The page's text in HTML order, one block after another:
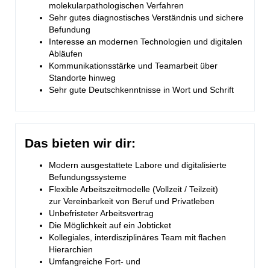
molekularpathologischen Verfahren
Sehr gutes diagnostisches Verständnis und sichere
Befundung
Interesse an modernen Technologien und digitalen
Abläufen
Kommunikationsstärke und Teamarbeit über
Standorte hinweg
Sehr gute Deutschkenntnisse in Wort und Schrift
Das bieten wir dir:
Modern ausgestattete Labore und digitalisierte
Befundungssysteme
Flexible Arbeitszeitmodelle (Vollzeit / Teilzeit)
zur Vereinbarkeit von Beruf und Privatleben
Unbefristeter Arbeitsvertrag
Die Möglichkeit auf ein Jobticket
Kollegiales, interdisziplinäres Team mit flachen
Hierarchien
Umfangreiche Fort- und